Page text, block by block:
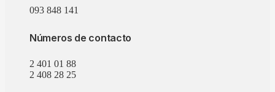
093 848 141
Números de contacto
2 401 01 88
2 408 28 25